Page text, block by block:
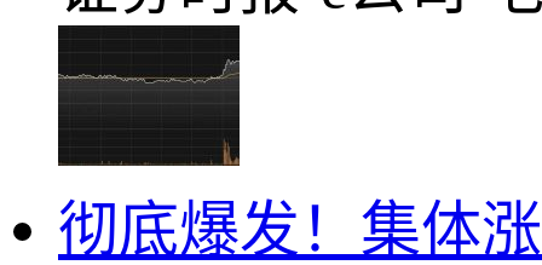
彻底爆发！集体